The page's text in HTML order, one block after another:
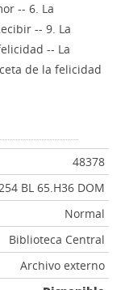
-- 6. La
-- 9. La
-- La
de la felicidad
48378
BL 65.H36 DOM
Normal
Biblioteca Central
Archivo externo